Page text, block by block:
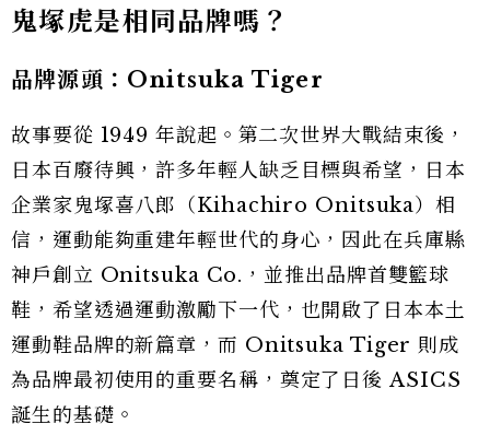
鬼塚虎是相同品牌嗎？
品牌源頭：Onitsuka Tiger
故事要從 1949 年說起。第二次世界大戰結束後，
日本百廢待興，許多年輕人缺乏目標與希望，日本
企業家鬼塚喜八郎（Kihachiro Onitsuka）相
信，運動能夠重建年輕世代的身心，因此在兵庫縣
神戶創立 Onitsuka Co.，並推出品牌首雙籃球
鞋，希望透過運動激勵下一代，也開啟了日本本土
運動鞋品牌的新篇章，而 Onitsuka Tiger 則成
為品牌最初使用的重要名稱，奠定了日後 ASICS
誕生的基礎。